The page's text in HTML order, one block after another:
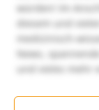
würden! Im
diesem und
medizinisch-
News,
und vieles mehr